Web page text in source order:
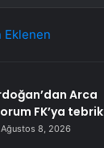
Eklenen
Arca
FK’ya tebrik
Ağustos 8, 2026